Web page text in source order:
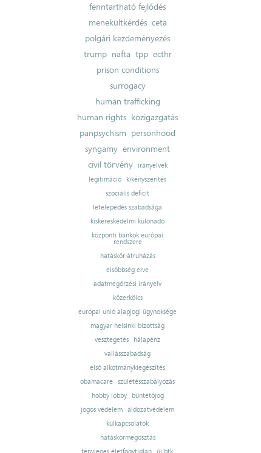
fenntartható fejlődés
menekültkérdés ceta
polgári kezdeményezés
trump nafta tpp ecthr
prison conditions
surrogacy
human trafficking
human rights közigazgatás
panpsychism personhood
syngamy environment
civil törvény
irányelvek
legitimáció
kikényszerítés
szociális deficit
letelepedés szabadsága
kiskereskedelmi különadó
központi bankok európai
rendszere
hatáskör-átruházás
elsőbbség elve
adatmegőrzési irányelv
közerkölcs
európai unió alapjogi ügynoksége
magyar helsinki bizottság
vesztegetés
hálapénz
vallásszabadság
első alkotmánykiegészítés
obamacare
születésszabályozás
hobby lobby
büntetőjog
jogos védelem
áldozatvédelem
külkapcsolatok
hatáskörmegosztás
tényleges életfogytiglan új btk.